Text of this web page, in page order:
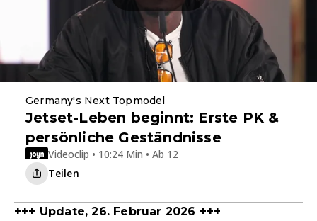
Germany's Next Topmodel
Jetset-Leben beginnt: Erste PK &
persönliche Geständnisse
Videoclip • 10:24 Min • Ab 12
Teilen
+++ Update, 26. Februar 2026 +++